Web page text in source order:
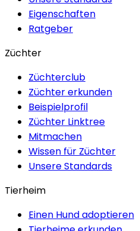
Eigenschaften
Ratgeber
Züchter
Züchterclub
Züchter erkunden
Beispielprofil
Züchter Linktree
Mitmachen
Wissen für Züchter
Unsere Standards
Tierheim
Einen Hund adoptieren